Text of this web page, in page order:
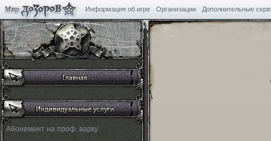
Информация об игре Организации Дополнительные
Абонемент на проф. варку